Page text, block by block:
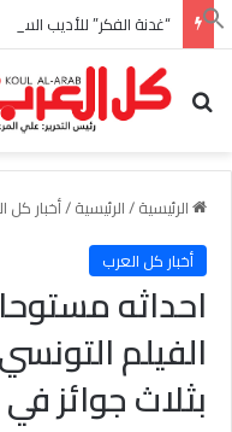
“غدنة الفكر” للأديب
بحث عن
الرئيسية/الرئيسية/أخبار كل
أخبار كل العرب
احداثه
الفيلم
بثلاث جوائز